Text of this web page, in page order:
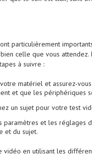
particulièrement
celle que vous
à suivre :
matériel et assurez-
et que les périphériques
un sujet pour votre test
paramètres et les réglages
et du sujet.
vidéo en utilisant les